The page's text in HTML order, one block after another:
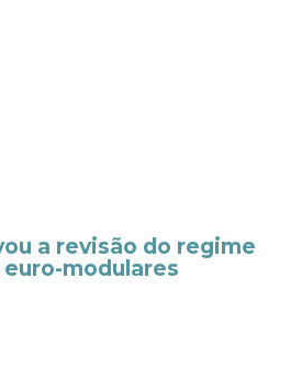
a revisão do regime
modulares